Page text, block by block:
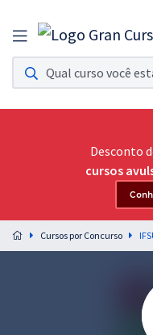
Assinatura Ilimitada
Acesso a todos os cursos. Teste
Assinatura OAB Até
Acesso ilimitado a toda
Preparação completa e
residências em saúde do Brasil
Desconto
cursos
Cursos por Concurso